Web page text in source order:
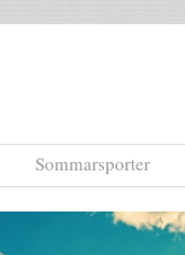
Sommarsporter